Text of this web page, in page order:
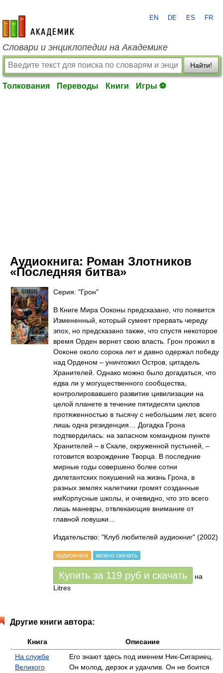
academic.ru
EN DE ES FR
Словари и энциклопедии на Академике
Найти!
Толкования Переводы Книги Игры ⚽
Аудиокнига: Роман Злотников
«Последняя битва»
Серия: "Грон"
В Книге Мира Ооконы предсказано, что появится
Измененный, который сумеет прервать череду
эпох, но предсказано также, что спустя некоторое
время Орден вернет свою власть. Грон прожил в
Ооконе около сорока лет и давно одержал победу
над Орденом – уничтожил Остров, цитадель
Хранителей. Однако можно было догадаться, что
едва ли у могущественного сообщества,
контролировавшего развитие цивилизации на
целой планете в течение пятидесяти циклов
протяженностью в тысячу с небольшим лет, всего
лишь одна резиденция… Догадка Грона
подтвердилась: на запасном командном пункте
Хранителей – в Скале, окруженной пустыней, –
готовится возрождение Творца. В последние
мирные годы совершено более сотни
дилетантских покушений на жизнь Грона, в
разных землях налетчики громят созданные
имКорпусные школы, и очевидно, что это всего
лишь маневры, отвлекающие внимание от
главной ловушки…
Издательство: "Клуб любителей аудиокниг" (2002)
аудиокнига можно скачать
Купить за 119 руб и скачать
на
Litres
Другие книги автора:
Книга
Описание
На службе
Великого
Его знают здесь под именем Ник-Сигариец.
Он молод, дерзок и удачлив. Он не боится